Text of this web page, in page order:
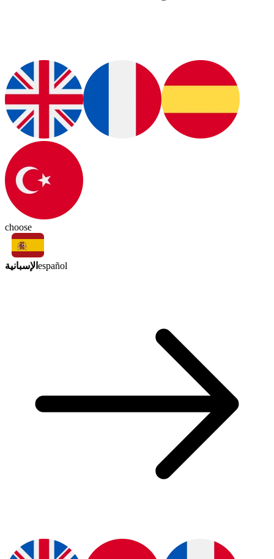
choose
الإسبانية español